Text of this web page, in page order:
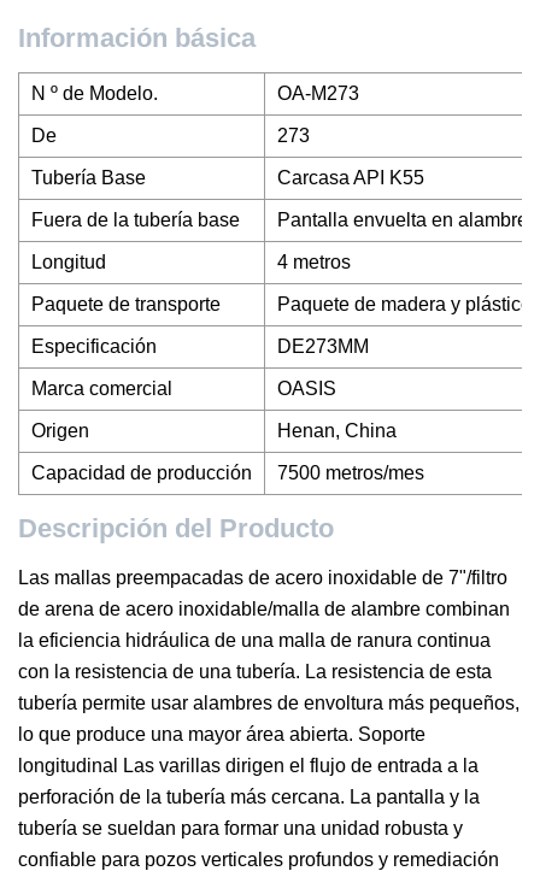
Información básica
N º de Modelo. OA-M273
De 273
Tubería Base Carcasa API K55
Fuera de la tubería base Pantalla envuelta en alambre
Longitud 4 metros
Paquete de transporte Paquete de madera y plástico
Especificación DE273MM
Marca comercial OASIS
Origen Henan, China
Capacidad de producción 7500 metros/mes
Descripción del Producto
Las mallas preempacadas de acero inoxidable de 7"/filtro
de arena de acero inoxidable/malla de alambre combinan
la eficiencia hidráulica de una malla de ranura continua
con la resistencia de una tubería. La resistencia de esta
tubería permite usar alambres de envoltura más pequeños,
lo que produce una mayor área abierta. Soporte
longitudinal Las varillas dirigen el flujo de entrada a la
perforación de la tubería más cercana. La pantalla y la
tubería se sueldan para formar una unidad robusta y
confiable para pozos verticales profundos y remediación